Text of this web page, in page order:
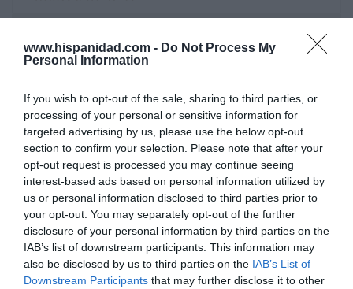
www.hispanidad.com - Do Not Process My
Personal Information
If you wish to opt-out of the sale, sharing to third parties, or
processing of your personal or sensitive information for
targeted advertising by us, please use the below opt-out
section to confirm your selection. Please note that after your
opt-out request is processed you may continue seeing
interest-based ads based on personal information utilized by
us or personal information disclosed to third parties prior to
your opt-out. You may separately opt-out of the further
disclosure of your personal information by third parties on the
IAB’s list of downstream participants. This information may
also be disclosed by us to third parties on the IAB’s List of
Downstream Participants that may further disclose it to other
Enormes minucias